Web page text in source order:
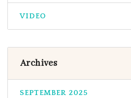
VIDEO
Archives
SEPTEMBER 2025